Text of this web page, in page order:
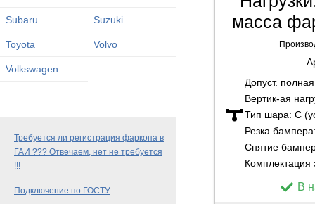
Subaru Suzuki
Toyota Volvo
Volkswagen
Требуется ли регистрация фаркопа в
ГАИ ??? Отвечаем, нет не требуется
!!!
Подключение по ГОСТУ
масса
Допуст.
Вертик-ая
Тип шара: C
Резка
Снятие
Комплектация
В